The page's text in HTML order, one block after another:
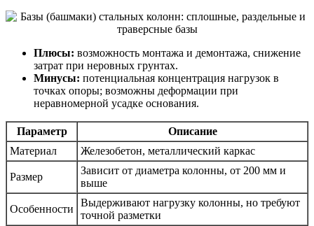
Плюсы: возможность монтажа и демонтажа, снижение
затрат при неровных грунтах.
Минусы: потенциальная концентрация нагрузок в
точках опоры; возможны деформации при
неравномерной усадке основания.
Параметр
Описание
Материал
Железобетон, металлический каркас
Размер
Зависит от диаметра колонны, от 200 мм и
выше
Особенности
Выдерживают нагрузку колонны, но требуют
точной разметки